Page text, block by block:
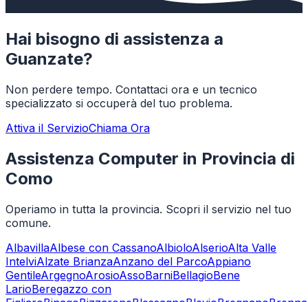
Hai bisogno di assistenza a
Guanzate?
Non perdere tempo. Contattaci ora e un tecnico
specializzato si occuperà del tuo problema.
Attiva il ServizioChiama Ora
Assistenza Computer in Provincia di
Como
Operiamo in tutta la provincia. Scopri il servizio nel tuo
comune.
AlbavillaAlbese con CassanoAlbioloAlserioAlta Valle
IntelviAlzate BrianzaAnzano del ParcoAppiano
GentileArgegnoArosioAssoBarniBellagioBene
LarioBeregazzo con